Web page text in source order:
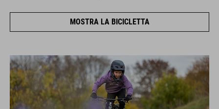
MOSTRA LA BICICLETTA